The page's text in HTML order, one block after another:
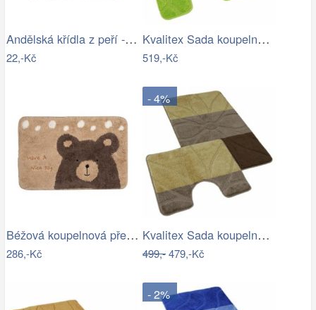
Andělská křídla z peří - zápich, bílá,…
22,-Kč
Kvalitex Sada koupelnových předložek…
519,-Kč
Béžová koupelnová předložka s medvídkem…
286,-Kč
- 4%
Kvalitex Sada koupelnových předložek…
499,-479,-Kč
- 2%